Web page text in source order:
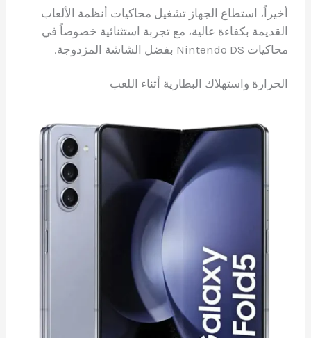
أخيراً، استطاع الجهاز تشغيل محاكيات أنظمة الألعاب
القديمة بكفاءة عالية، مع تجربة استثنائية خصوصاً في
محاكيات Nintendo DS بفضل الشاشة المزدوجة.
الحرارة واستهلاك البطارية أثناء اللعب